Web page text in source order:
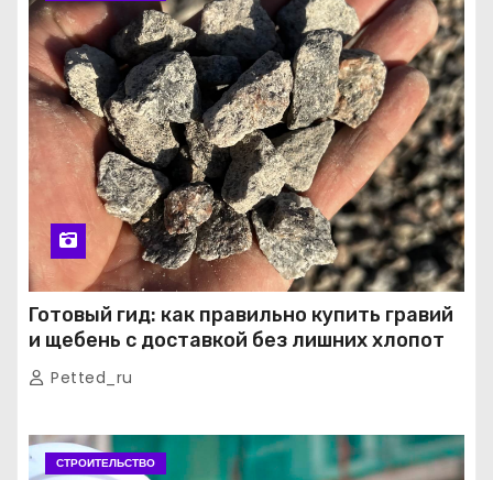
Готовый гид: как правильно купить гравий
и щебень с доставкой без лишних хлопот
Petted_ru
СТРОИТЕЛЬСТВО